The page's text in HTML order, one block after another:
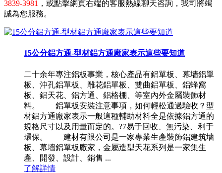
3839-3981 ，或點擊網頁右端的客服熱線聊天咨詢，我司將竭
誠為您服務。
15公分鋁方通-型材鋁方通廠家表示這些要知道
二十余年專注鋁板事業，核心產品有鋁單板、幕墻鋁單
板、沖孔鋁單板、雕花鋁單板、雙曲鋁單板、鋁蜂窩
板、鋁天花、鋁方通、鋁格棚、等室內外金屬裝飾材
料。 鋁單板安裝注意事項，如何輕松通過驗收？型
材鋁方通廠家表示一般這種輔助材料全是依據鋁方通的
規格尺寸以及用量而定的。?7易于回收、無污染、利于
環保。 建材有限公司是一家專業生產裝飾鋁建筑墻
板、幕墻鋁單板廠家，金屬造型天花系列是一家集生
產、開發、設計、銷售 ...
了解詳情